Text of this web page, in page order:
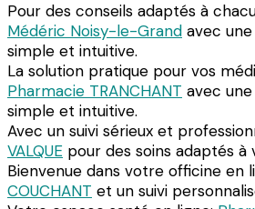
Pour des conseils adaptés à
Médéric Noisy-le-Grand avec
simple et intuitive.
La solution pratique pour vos
Pharmacie TRANCHANT avec
simple et intuitive.
Avec un suivi sérieux et
VALQUE pour des soins adaptés à
Bienvenue dans votre officine en
COUCHANT et un suivi